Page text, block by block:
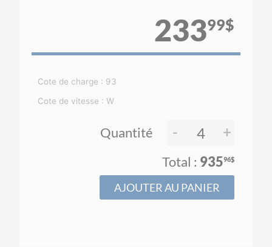
23399$
Cote de charge : 93
Cote de vitesse : W
Quantité - +
93596$
AJOUTER AU PANIER